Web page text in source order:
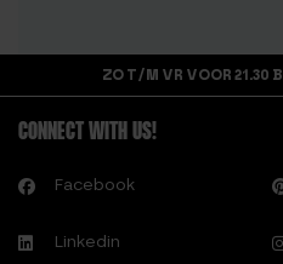
ZO T/M VR VOOR 21.30
CONNECT WITH US!
Facebook
Linkedin